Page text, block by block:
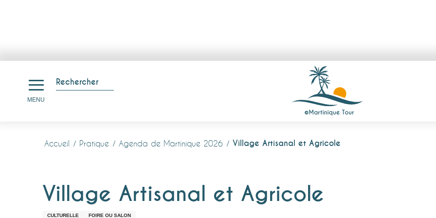
principal
Rechercher
MENU
Accueil Pratique Agenda de Martinique 2026 Village Artisanal et Agricole
Village Artisanal et Agricole
CULTURELLE FOIRE OU SALON